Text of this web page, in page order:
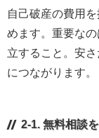
自己破産の費用
めます。重要な
立すること。安
につながります。
2-1. 無料相談